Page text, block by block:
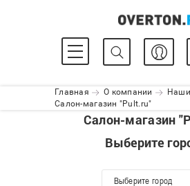
Главная О компании
Салон-магазин "Pult.ru"
Салон-магазин
Выберите
Выберите город